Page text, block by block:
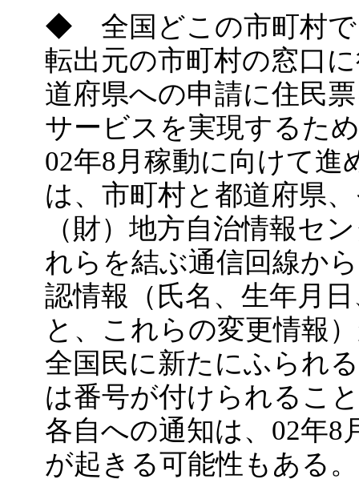
◆ 全国どこの市町村で
転出元の市町村の窓口
道府県への申請に住民
サービスを実現するた
02年8月稼動に向けて
は、市町村と都道府県
（財）地方自治情報セ
れらを結ぶ通信回線か
認情報（氏名、生年月
と、これらの変更情報
全国民に新たにふられ
は番号が付けられるこ
各自への通知は、02年8
が起きる可能性もある。